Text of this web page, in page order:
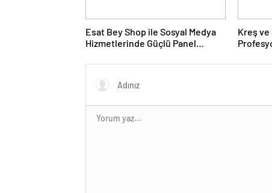
Esat Bey Shop ile Sosyal Medya
Hizmetlerinde Güçlü Panel
Kreş ve